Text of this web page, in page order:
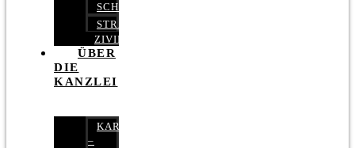
SCHUFARECHT
STRAFRECHT
ZIVILRECHT
ÜBER
DIE
KANZLEI
KARRIERE
–